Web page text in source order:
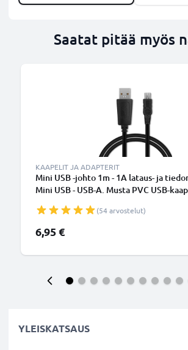
Saatat pitää myös
KAAPELIT JA ADAPTERIT
Mini USB -johto 1m - 1A lataus- ja
Mini USB - USB-A. Musta PVC USB-
(54 arvostelut)
6,95 €
YLEISKATSAUS